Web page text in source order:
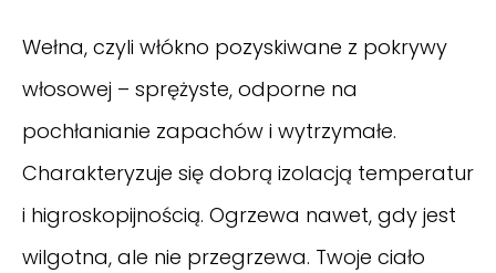
Wełna, czyli włókno pozyskiwane z pokrywy
włosowej – sprężyste, odporne na
pochłanianie zapachów i wytrzymałe.
Charakteryzuje się dobrą izolacją temperatur
i higroskopijnością. Ogrzewa nawet, gdy jest
wilgotna, ale nie przegrzewa. Twoje ciało